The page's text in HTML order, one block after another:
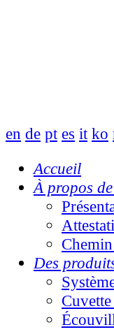
en de pt es it ko
Accueil
À propos
Des